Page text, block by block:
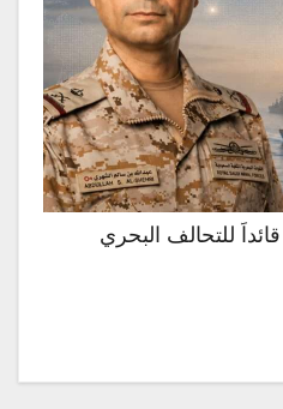
للتحالف البحري